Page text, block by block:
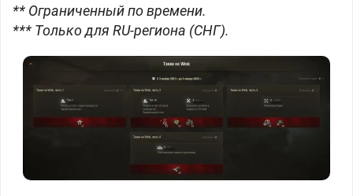
** Ограниченный по времени.
*** Только для RU-региона (СНГ).